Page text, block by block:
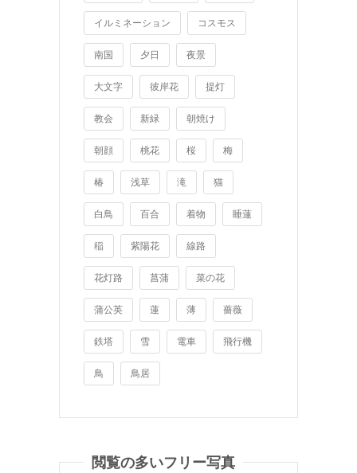
イルミネーション コスモス
南国 夕日 夜景
大文字 彼岸花 提灯
教会 新緑 朝焼け
朝顔 桃花 桜 梅
椿 浅草 滝 猫
白鳥 百合 着物 睡蓮
稲 紫陽花 線路
花灯路 菖蒲 菜の花
蒲公英 蓮 薄 薔薇
鉄塔 雪 電車 飛行機
鳥 鳥居
閲覧の多いフリー写真